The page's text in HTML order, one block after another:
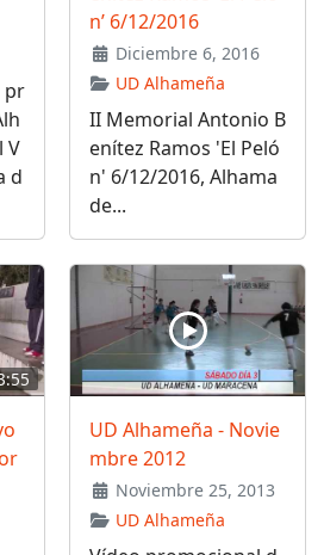
pr
V
d
n’ 6/12/2016
Diciembre 6, 2016
UD Alhameña
II Memorial Antonio B
enítez Ramos 'El Peló
n' 6/12/2016, Alhama
de...
UD Alhameña - Novie
mbre 2012
Noviembre 25, 2013
UD Alhameña